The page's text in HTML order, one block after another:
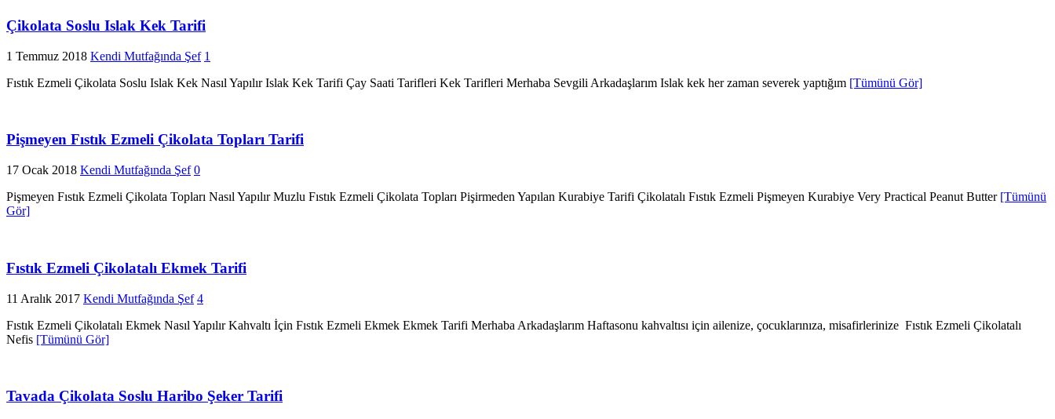
Çikolata Soslu Islak Kek Tarifi
1 Temmuz 2018 Kendi Mutfağında Şef 1
Fıstık Ezmeli Çikolata Soslu Islak Kek Nasıl Yapılır Islak Kek Tarifi Çay Saati Tarifleri Kek Tarifleri Merhaba Sevgili Arkadaşlarım Islak kek her zaman severek yaptığım [Tümünü Gör]
Pişmeyen Fıstık Ezmeli Çikolata Topları Tarifi
17 Ocak 2018 Kendi Mutfağında Şef 0
Pişmeyen Fıstık Ezmeli Çikolata Topları Nasıl Yapılır Muzlu Fıstık Ezmeli Çikolata Topları Pişirmeden Yapılan Kurabiye Tarifi Çikolatalı Fıstık Ezmeli Pişmeyen Kurabiye Very Practical Peanut Butter [Tümünü
Gör]
Fıstık Ezmeli Çikolatalı Ekmek Tarifi
11 Aralık 2017 Kendi Mutfağında Şef 4
Fıstık Ezmeli Çikolatalı Ekmek Nasıl Yapılır Kahvaltı İçin Fıstık Ezmeli Ekmek Ekmek Tarifi Merhaba Arkadaşlarım Haftasonu kahvaltısı için ailenize, çocuklarınıza, misafirlerinize Fıstık Ezmeli Çikolatalı
Nefis [Tümünü Gör]
Tavada Çikolata Soslu Haribo Şeker Tarifi